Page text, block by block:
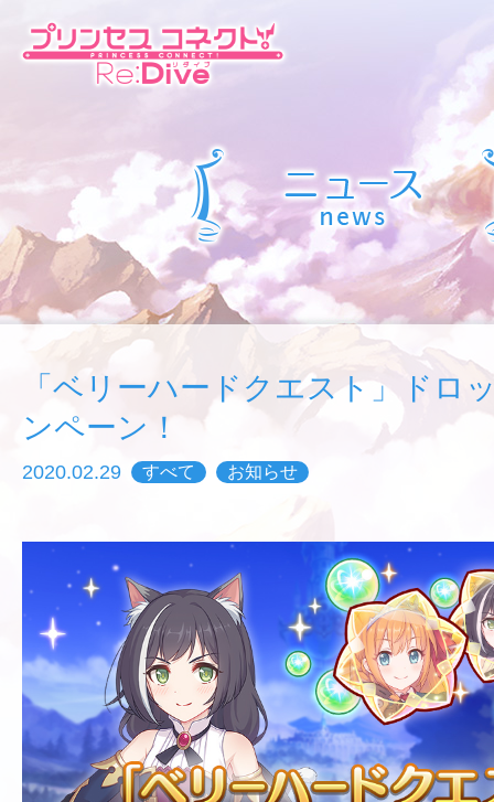
「ベリーハードクエスト」ドロ
ンペーン！
2020.02.29 すべて お知らせ